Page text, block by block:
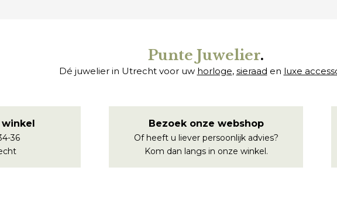
Punte Juwelier.
Dé juwelier in Utrecht voor uw horloge, sieraad en luxe
winkel
36
Bezoek onze webshop
Of heeft u liever persoonlijk advies?
Kom dan langs in onze winkel.